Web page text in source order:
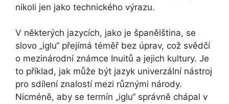
nikoli jen jako technického výrazu.
V některých jazycích, jako je španělština, se
slovo „iglu“ přejímá téměř bez úprav, což svědčí
o mezinárodní známce Inuitů a jejich kultury. Je
to příklad, jak může být jazyk univerzální nástroj
pro sdílení znalostí mezi různými národy.
Nicméně, aby se termín „iglu“ správně chápal v